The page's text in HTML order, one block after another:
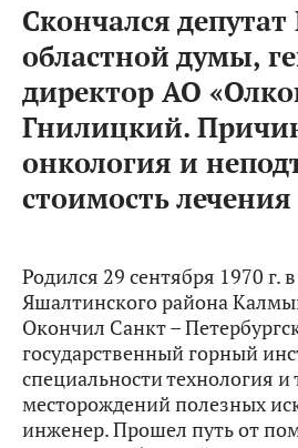
Скончался
областной думы,
директор АО
Гнилицкий.
онкология и
стоимость лечения
Родился 29 сентября 1970 г.
Яшалтинского района
Окончил Санкт –
государственный горный
специальности технология и
месторождений полезных
инженер. Прошел путь от